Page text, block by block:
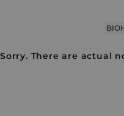
Sorry. There are actual